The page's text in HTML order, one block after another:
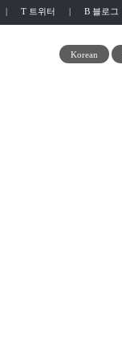
T 트위터 B 블로그
Korean